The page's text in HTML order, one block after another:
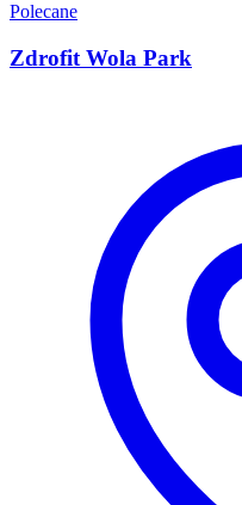
Polecane
Zdrofit Wola Park